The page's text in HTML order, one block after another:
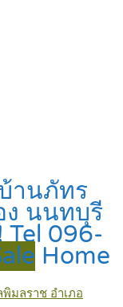
านภัทร
ง นนทบุรี
Tel 096-
Home
มลราช อำเภอ